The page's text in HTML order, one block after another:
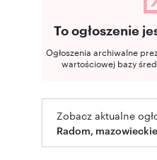
To ogłoszenie
Ogłoszenia archiwalne
wartościowej bazy
Zobacz aktualne
Radom, mazowieckie